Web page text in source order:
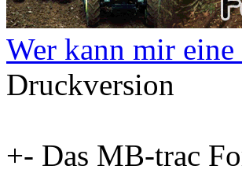
Wer kann mir
Druckversion
+- Das MB-trac